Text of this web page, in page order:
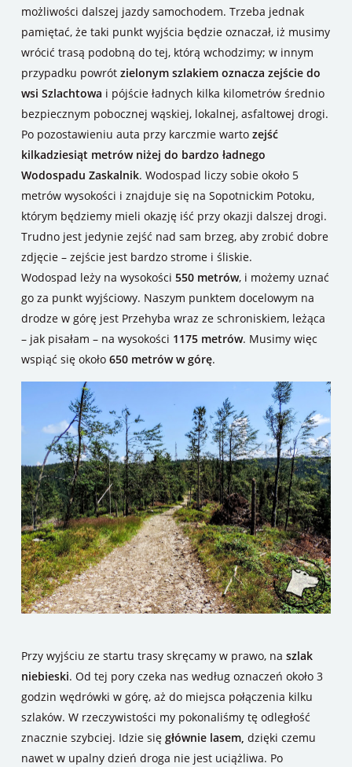
możliwości dalszej jazdy samochodem. Trzeba jednak
pamiętać, że taki punkt wyjścia będzie oznaczał, iż musimy
wrócić trasą podobną do tej, którą wchodzimy; w innym
przypadku powrót zielonym szlakiem oznacza zejście do
wsi Szlachtowa i pójście ładnych kilka kilometrów średnio
bezpiecznym pobocznej wąskiej, lokalnej, asfaltowej drogi.
Po pozostawieniu auta przy karczmie warto zejść
kilkadziesiąt metrów niżej do bardzo ładnego
Wodospadu Zaskalnik. Wodospad liczy sobie około 5
metrów wysokości i znajduje się na Sopotnickim Potoku,
którym będziemy mieli okazję iść przy okazji dalszej drogi.
Trudno jest jedynie zejść nad sam brzeg, aby zrobić dobre
zdjęcie – zejście jest bardzo strome i śliskie.
Wodospad leży na wysokości 550 metrów, i możemy uznać
go za punkt wyjściowy. Naszym punktem docelowym na
drodze w górę jest Przehyba wraz ze schroniskiem, leżąca
– jak pisałam – na wysokości 1175 metrów. Musimy więc
wspiąć się około 650 metrów w górę.
Przy wyjściu ze startu trasy skręcamy w prawo, na szlak
niebieski. Od tej pory czeka nas według oznaczeń około 3
godzin wędrówki w górę, aż do miejsca połączenia kilku
szlaków. W rzeczywistości my pokonaliśmy tę odległość
znacznie szybciej. Idzie się głównie lasem, dzięki czemu
nawet w upalny dzień droga nie jest uciążliwa. Po